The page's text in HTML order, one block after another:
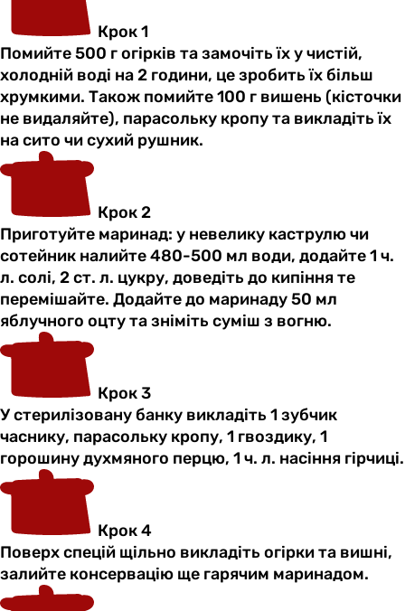
Крок 1
Помийте 500 г огірків та замочіть їх у чистій,
холодній воді на 2 години, це зробить їх більш
хрумкими. Також помийте 100 г вишень (кісточки
не видаляйте), парасольку кропу та викладіть їх
на сито чи сухий рушник.
Крок 2
Приготуйте маринад: у невелику каструлю чи
сотейник налийте 480-500 мл води, додайте 1 ч.
л. солі, 2 ст. л. цукру, доведіть до кипіння те
перемішайте. Додайте до маринаду 50 мл
яблучного оцту та зніміть суміш з вогню.
Крок 3
У стерилізовану банку викладіть 1 зубчик
часнику, парасольку кропу, 1 гвоздику, 1
горошину духмяного перцю, 1 ч. л. насіння гірчиці.
Крок 4
Поверх спецій щільно викладіть огірки та вишні,
залийте консервацію ще гарячим маринадом.